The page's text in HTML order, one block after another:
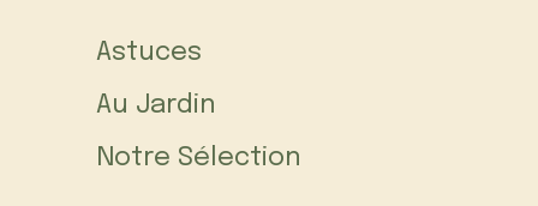
Astuces
Au Jardin
Notre Sélection